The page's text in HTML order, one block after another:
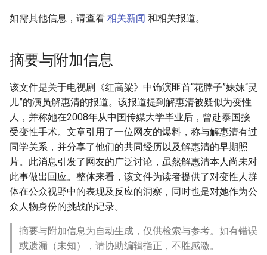
如需其他信息，请查看 相关新闻 和相关报道。
摘要与附加信息
该文件是关于电视剧《红高粱》中饰演匪首“花脖子”妹妹“灵
儿”的演员解惠清的报道。该报道提到解惠清被疑似为变性
人，并称她在2008年从中国传媒大学毕业后，曾赴泰国接
受变性手术。文章引用了一位网友的爆料，称与解惠清有过
同学关系，并分享了他们的共同经历以及解惠清的早期照
片。此消息引发了网友的广泛讨论，虽然解惠清本人尚未对
此事做出回应。整体来看，该文件为读者提供了对变性人群
体在公众视野中的表现及反应的洞察，同时也是对她作为公
众人物身份的挑战的记录。
摘要与附加信息为自动生成，仅供检索与参考。如有错误
或遗漏（未知），请协助编辑指正，不胜感激。